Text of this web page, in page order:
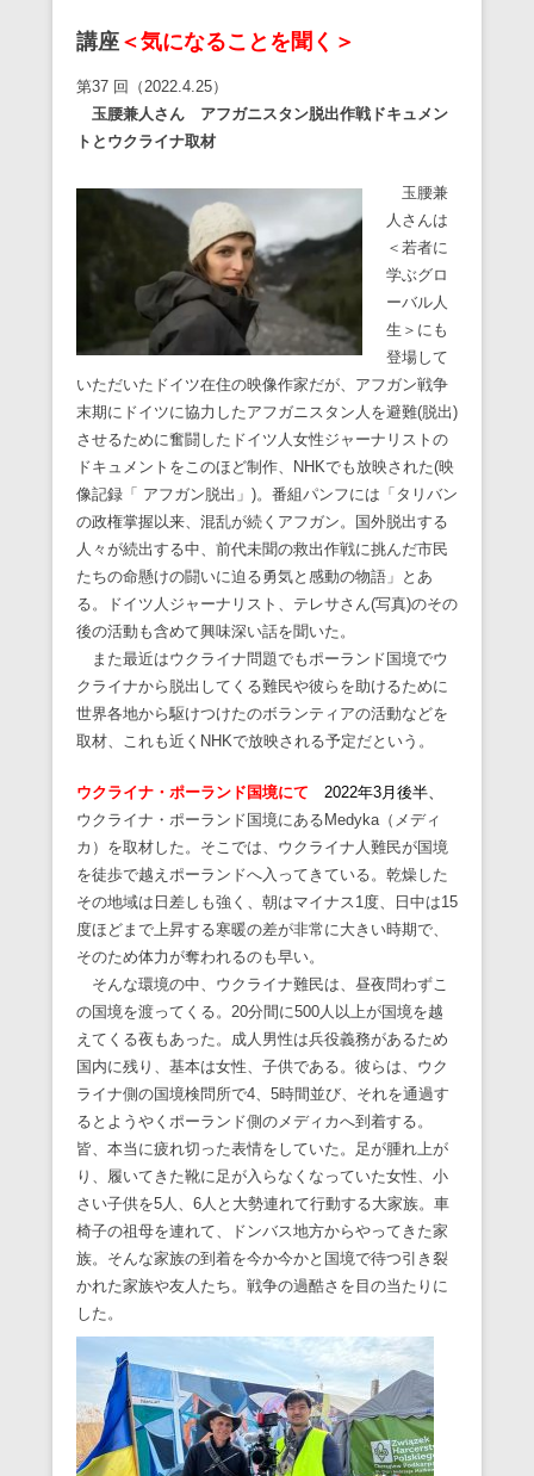
講座 ＜気になることを聞く＞
第37 回（2022.4.25）
玉腰兼人さん アフガニスタン脱出作戦ドキュメン
トとウクライナ取材
玉腰兼
人さんは
＜若者に
学ぶグロ
ーバル人
生＞にも
登場して
いただいたドイツ在住の映像作家だが、アフガン戦争
末期にドイツに協力したアフガニスタン人を避難(脱出)
させるために奮闘したドイツ人女性ジャーナリストの
ドキュメントをこのほど制作、NHKでも放映された(映
像記録「 アフガン脱出」)。番組パンフには「 タリバン
の政権掌握以来、混乱が続くアフガン。国外脱出する
人々が続出する中、前代未聞の救出作戦に挑んだ市民
たちの命懸けの闘いに迫る勇気と感動の物語」とあ
る。ドイツ人ジャーナリスト、テレサさん(写真)のその
後の活動も含めて興味深い話を聞いた。
また最近はウクライナ問題でもポーランド国境でウ
クライナから脱出してくる難民や彼らを助けるために
世界各地から駆けつけたのボランティアの活動などを
取材、これも近くNHKで放映される予定だという。
ウクライナ・ポーランド国境にて
2022年3月後半、
ウクライナ・ポーランド国境にあるMedyka（メディ
カ）を取材した。そこでは、ウクライナ人難民が国境
を徒歩で越えポーランドへ入ってきている。乾燥した
その地域は日差しも強く、朝はマイナス1度、日中は15
度ほどまで上昇する寒暖の差が非常に大きい時期で、
そのため体力が奪われるのも早い。
そんな環境の中、ウクライナ難民は、昼夜問わずこ
の国境を渡ってくる。20分間に500人以上が国境を越
えてくる夜もあった。成人男性は兵役義務があるため
国内に残り、基本は女性、子供である。彼らは、ウク
ライナ側の国境検問所で4、5時間並び、それを通過す
るとようやくポーランド側のメディカへ到着する。
皆、本当に疲れ切った表情をしていた。足が腫れ上が
り、履いてきた靴に足が入らなくなっていた女性、小
さい子供を5人、6人と大勢連れて行動する大家族。車
椅子の祖母を連れて、ドンバス地方からやってきた家
族。そんな家族の到着を今か今かと国境で待つ引き裂
かれた家族や友人たち。戦争の過酷さを目の当たりに
した。